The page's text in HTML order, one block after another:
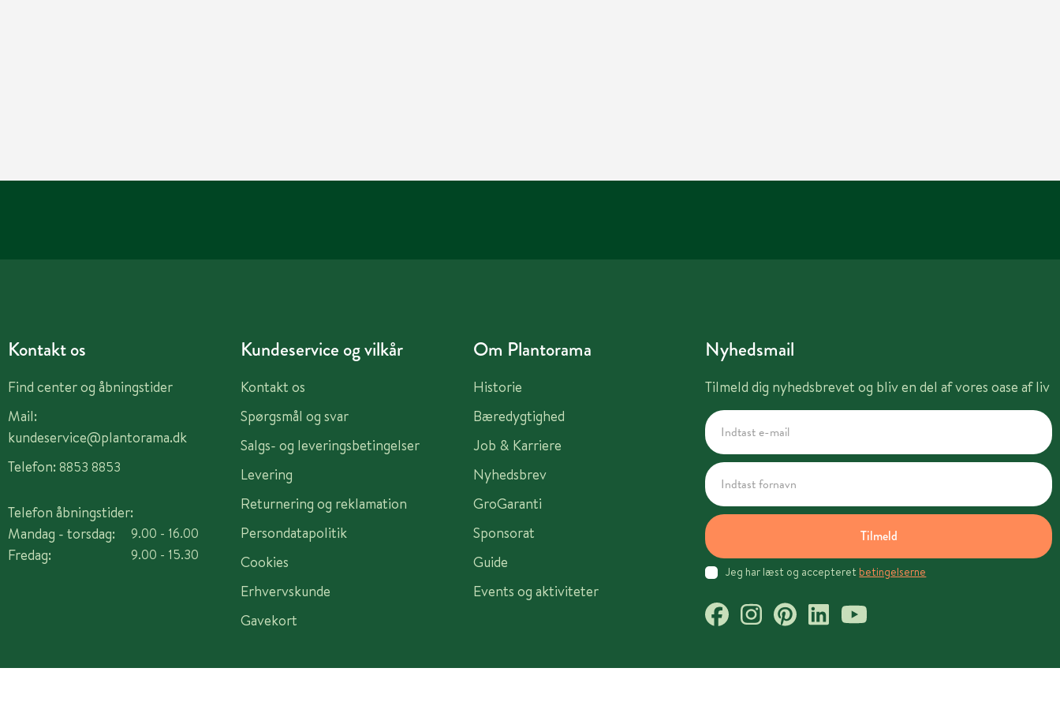
Kontakt os
Find center og åbningstider
Mail:
kundeservice@plantorama.dk
Telefon: 8853 8853
Telefon åbningstider:
Mandag - torsdag:
Fredag:
9.00 - 16.00
9.00 - 15.30
Kundeservice og vilkår
Kontakt os
Spørgsmål og svar
Salgs- og leveringsbetingelser
Levering
Returnering og reklamation
Persondatapolitik
Cookies
Erhvervskunde
Gavekort
Om Plantorama
Historie
Bæredygtighed
Job & Karriere
Nyhedsbrev
GroGaranti
Sponsorat
Guide
Events og aktiviteter
Nyhedsmail
Tilmeld dig nyhedsbrevet og bliv en del af vores oase af liv
Tilmeld
Jeg har læst og accepteret betingelserne